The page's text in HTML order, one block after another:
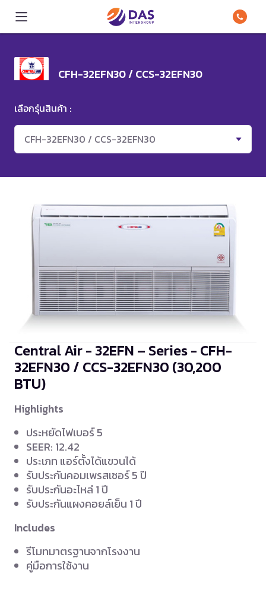
CFH-32EFN30 / CCS-32EFN30
เลือกรุ่นสินค้า :
CFH-32EFN30 / CCS-32EFN30
Central Air - 32EFN – Series - CFH-
32EFN30 / CCS-32EFN30 (30,200
BTU)
Highlights
ประหยัดไฟเบอร์ 5
SEER: 12.42
ประเภท แอร์ตั้งได้แขวนได้
รับประกันคอมเพรสเซอร์ 5 ปี
รับประกันอะไหล่ 1 ปี
รับประกันแผงคอยล์เย็น 1 ปี
Includes
รีโมทมาตรฐานจากโรงงาน
คู่มือการใช้งาน